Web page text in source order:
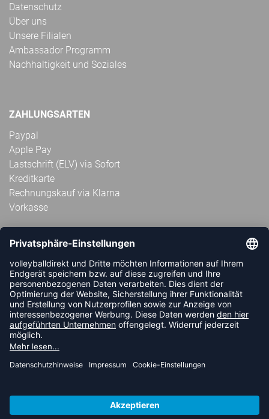
Datenschutz
Über uns
Unsere Filialen
Ambassador Programm
Nachhaltigkeit und Soziales
ZAHLUNGSARTEN
Paypal
Apple Pay
Lastschrift (ELV) via Sofort
Kreditkarte
Rechnungskauf via Klarna
Vorkasse
ABONNIERE JETZT DEN KOSTENLOSEN
VOLLEYBALLDIREKT-NEWSLETTER UND VERPASSE KEINE
NEUIGKEIT ODER AKTION MEHR.
JETZT ANMELDEN